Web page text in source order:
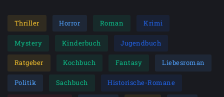
Thriller Horror Roman Krimi
Mystery Kinderbuch Jugendbuch
Ratgeber Kochbuch Fantasy Liebesroman
Politik Sachbuch Historische-Romane